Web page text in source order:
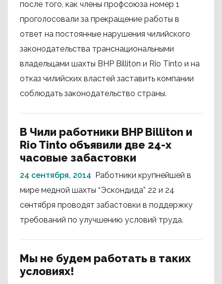
после того, как члены профсоюза номер 1
проголосовали за прекращение работы в
ответ на постоянные нарушения чилийского
законодательства транснациональными
владельцами шахты BHP Billiton и Rio Tinto и на
отказ чилийских властей заставить компании
соблюдать законодательство страны.
В Чили работники BHP Billiton и
Rio Tinto объявили две 24-х
часовые забастовки
24 сентября, 2014 Работники крупнейшей в
мире медной шахты “Эскондида” 22 и 24
сентября проводят забастовки в поддержку
требований по улучшению условий труда.
Мы не будем работать в таких
условиях!